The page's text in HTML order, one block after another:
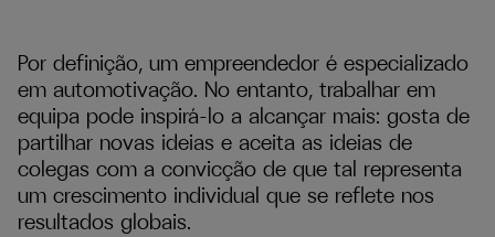
Por definição, um empreendedor é especializado
em automotivação. No entanto, trabalhar em
equipa pode inspirá-lo a alcançar mais: gosta de
partilhar novas ideias e aceita as ideias de
colegas com a convicção de que tal representa
um crescimento individual que se reflete nos
resultados globais.